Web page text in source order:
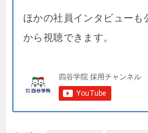
ほかの社員インタビューも
から視聴できます。